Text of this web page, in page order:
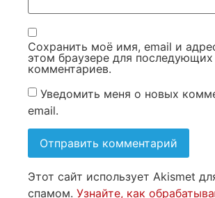
Сохранить моё имя, email и
этом браузере для
комментариев.
Уведомить меня о новых
email.
Этот сайт использует Akismet
спамом. Узнайте, как